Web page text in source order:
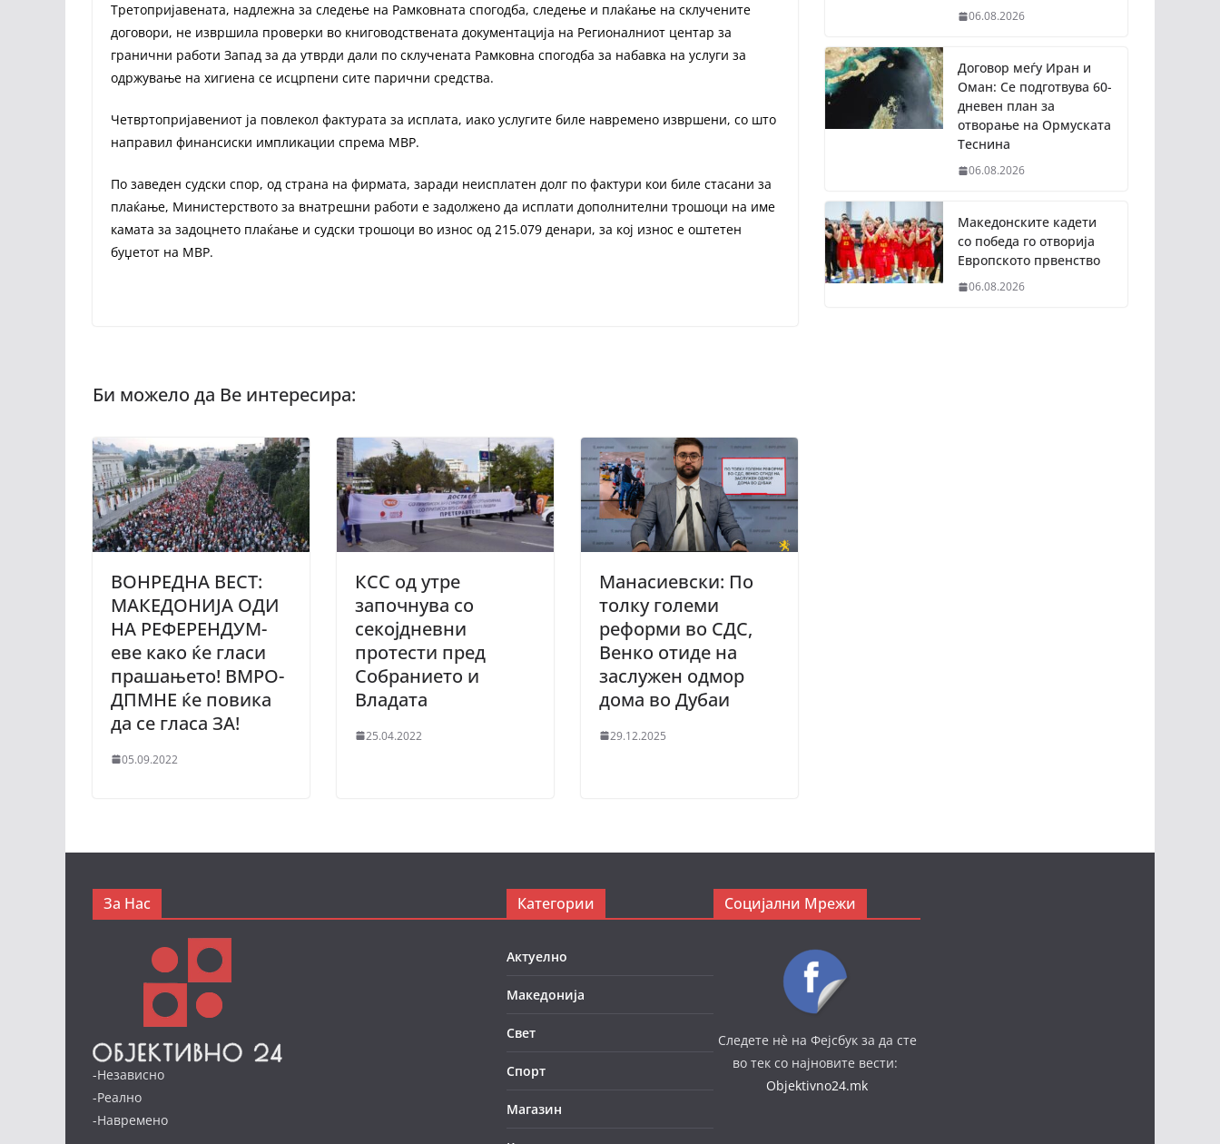
Третопријавената, надлежна за следење на Рамковната спогодба, следење и плаќање на склучените
договори, не извршила проверки во книговодствената документација на Регионалниот центар за
гранични работи Запад за да утврди дали по склучената Рамковна спогодба за набавка на услуги за
одржување на хигиена се исцрпени сите парични средства.
Четвртопријавениот ја повлекол фактурата за исплата, иако услугите биле навремено извршени, со што
направил финансиски импликации спрема МВР.
По заведен судски спор, од страна на фирмата, заради неисплатен долг по фактури кои биле стасани за
плаќање, Министерството за внатрешни работи е задолжено да исплати дополнителни трошоци на име
камата за задоцнето плаќање и судски трошоци во износ од 215.079 денари, за кој износ е оштетен
буџетот на МВР.
ВОНРЕДНА ВЕСТ:
МАКЕДОНИЈА ОДИ
НА РЕФЕРЕНДУМ-
еве како ќе гласи
прашањето! ВМРО-
ДПМНЕ ќе повика
да се гласа ЗА!
05.09.2022
КСС од утре
започнува со
секојдневни
протести пред
Собранието и
Владата
25.04.2022
Манасиевски: По
толку големи
реформи во СДС,
Венко отиде на
заслужен одмор
дома во Дубаи
29.12.2025
06.08.2026
Договор меѓу Иран и
Оман: Се подготвува 60-
дневен план за
отворање на Ормуската
Теснина
06.08.2026
Македонските кадети
со победа го отворија
Европското првенство
06.08.2026
За Нас
-Независно
-Реално
-Навремено
Категории
Актуелно
Македонија
Свет
Спорт
Магазин
Социјални Мрежи
Следете нè на Фејсбук за да сте
во тек со најновите вести:
Objektivno24.mk